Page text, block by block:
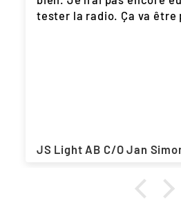
tester la radio. Ça va être
JS Light AB C/O Jan